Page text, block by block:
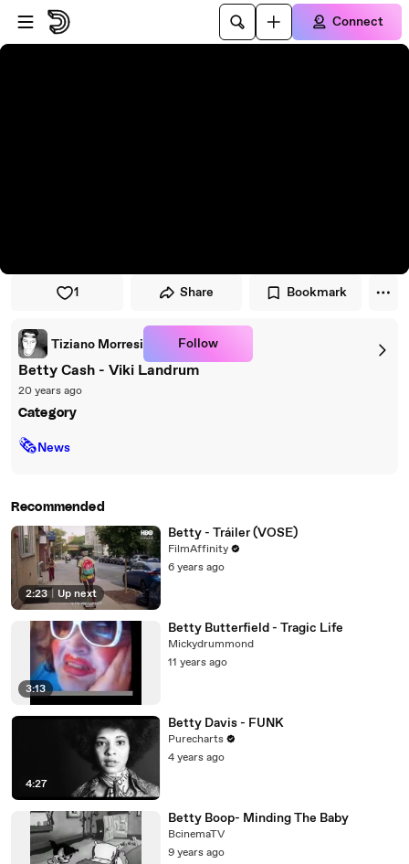
Skip to player
Skip to main content
Connect
1 Share Bookmark
Tiziano Morresi Follow
Betty Cash - Viki Landrum
20 years ago
Category
🗞News
Recommended
2:23 Up next
Betty - Tráiler (VOSE)
FilmAffinity
6 years ago
3:13
Betty Butterfield - Tragic Life
Mickydrummond
11 years ago
4:27
Betty Davis - FUNK
Purecharts
4 years ago
Betty Boop- Minding The Baby
BcinemaTV
9 years ago